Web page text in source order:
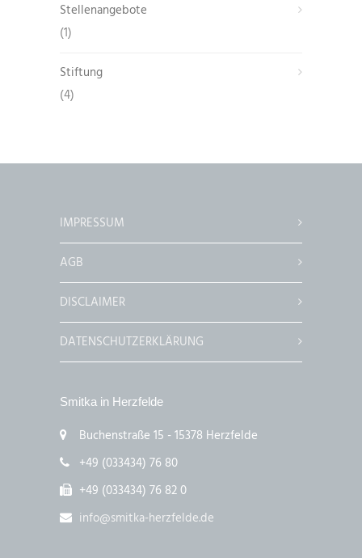
Stellenangebote
(1)
Stiftung
(4)
IMPRESSUM
AGB
DISCLAIMER
DATENSCHUTZERKLÄRUNG
Smitka in Herzfelde
Buchenstraße 15 - 15378 Herzfelde
+49 (033434) 76 80
+49 (033434) 76 82 0
info@smitka-herzfelde.de